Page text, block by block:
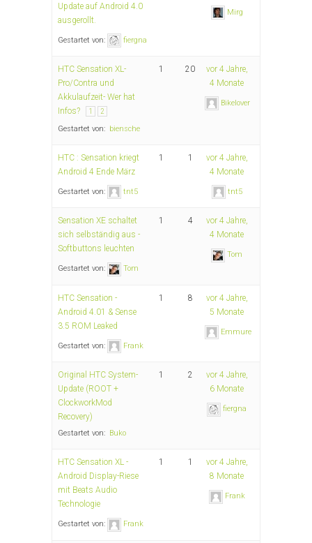
Update auf Android 4.0
ausgerollt.
Gestartet von: fiergna
Mirg
HTC Sensation XL-
Pro/Contra und
Akkulaufzeit- Wer hat
Infos?
1 2
Gestartet von: biensche
1 20
vor 4 Jahre,
4 Monate
Bikelover
HTC : Sensation kriegt
Android 4 Ende März
Gestartet von: tnt5
1 1
vor 4 Jahre,
4 Monate
tnt5
Sensation XE schaltet
sich selbständig aus -
Softbuttons leuchten
Gestartet von: Tom
1 4
vor 4 Jahre,
4 Monate
Tom
HTC Sensation -
Android 4.01 & Sense
3.5 ROM Leaked
Gestartet von: Frank
1 8
vor 4 Jahre,
5 Monate
Emmure
Original HTC System-
Update (ROOT +
ClockworkMod
Recovery)
Gestartet von: Buko
1 2
vor 4 Jahre,
6 Monate
fiergna
HTC Sensation XL -
Android Display-Riese
mit Beats Audio
Technologie
Gestartet von: Frank
1 1
vor 4 Jahre,
8 Monate
Frank